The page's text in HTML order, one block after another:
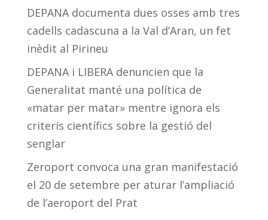
DEPANA documenta dues osses amb tres
cadells cadascuna a la Val d’Aran, un fet
inèdit al Pirineu
DEPANA i LIBERA denuncien que la
Generalitat manté una política de
«matar per matar» mentre ignora els
criteris científics sobre la gestió del
senglar
Zeroport convoca una gran manifestació
el 20 de setembre per aturar l’ampliació
de l’aeroport del Prat